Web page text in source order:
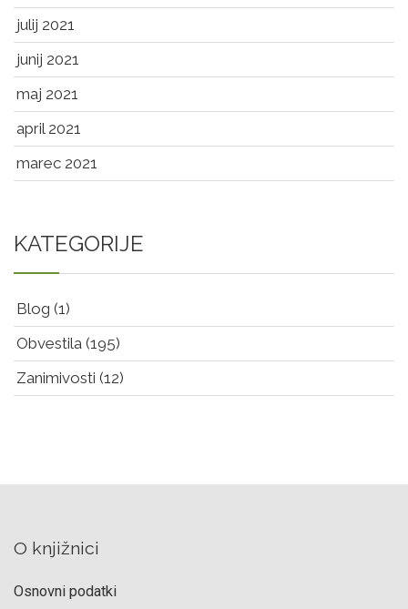
julij 2021
junij 2021
maj 2021
april 2021
marec 2021
KATEGORIJE
Blog (1)
Obvestila (195)
Zanimivosti (12)
O knjižnici
Osnovni podatki